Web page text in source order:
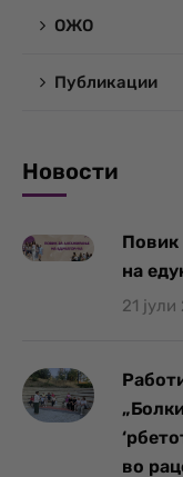
ОЖО
Публикации
Новости
Повик
на
21
во